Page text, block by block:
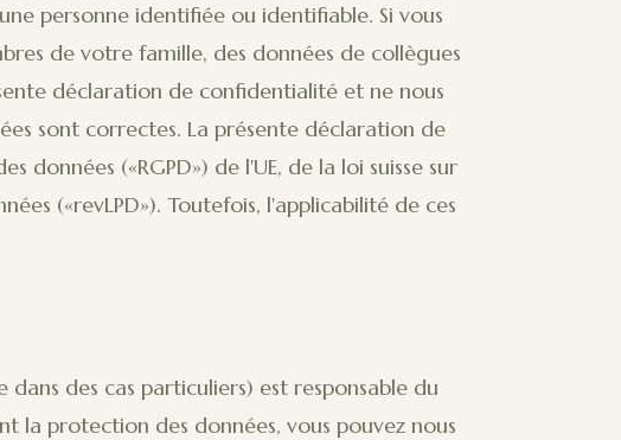
personne identifiée ou identifiable. Si vous
de votre famille, des données de collègues
déclaration de confidentialité et ne nous
sont correctes. La présente déclaration de
(«RGPD») de l'UE, de la loi suisse sur
(«revLPD»). Toutefois, l'applicabilité de ces
des cas particuliers) est responsable du
la protection des données, vous pouvez nous